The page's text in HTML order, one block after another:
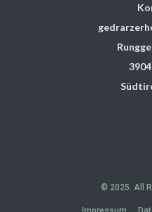
© 2025. All